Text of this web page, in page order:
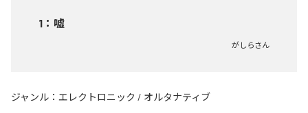
1 ： 嘘
がしらさん
ジャンル： エレクトロニック / オルタナティブ